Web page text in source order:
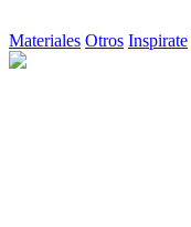
Materiales Otros Inspirate